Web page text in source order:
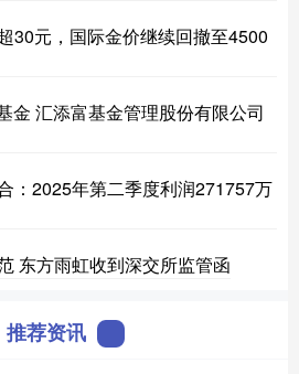
30元，国际金价继续回撤至4500
金 汇添富基金管理股份有限公司
：2025年第二季度利润271757万
东方雨虹收到深交所监管函
推荐资讯